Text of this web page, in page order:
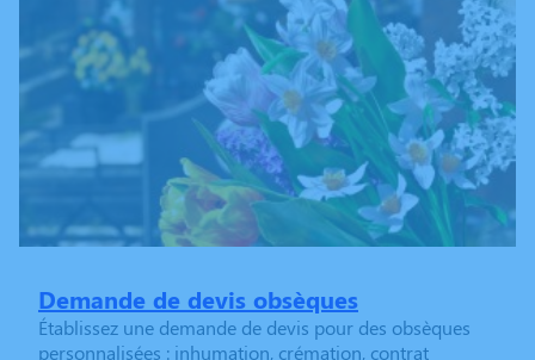
Demande de devis obsèques
Établissez une demande de devis pour des obsèques
personnalisées : inhumation, crémation, contrat